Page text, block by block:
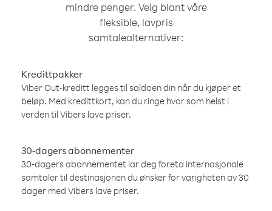
mindre penger. Velg blant våre
fleksible, lavpris
samtalealternativer:
Kredittpakker
Viber Out-kreditt legges til saldoen din når du kjøper et
beløp. Med kredittkort, kan du ringe hvor som helst i
verden til Vibers lave priser.
30-dagers abonnementer
30-dagers abonnementet lar deg foreta internasjonale
samtaler til destinasjonen du ønsker for varigheten av 30
dager med Vibers lave priser.